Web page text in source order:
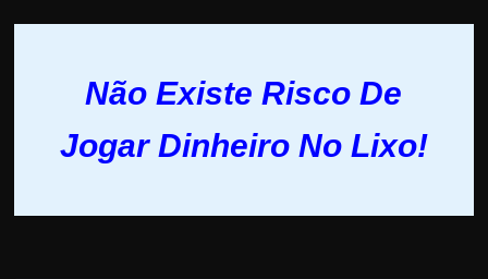
Não Existe Risco De
Jogar Dinheiro No Lixo!